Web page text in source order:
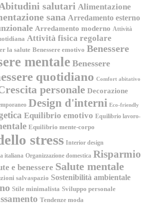
salutari Alimentazione
sana Arredamento esterno
Arredamento moderno Attività
Attività fisica regolare
la salute Benessere emotivo Benessere
mentale Benessere
quotidiano Comfort abitativo
personale Decorazione
Design d'interni Eco-friendly
Equilibrio emotivo Equilibrio lavoro-
Equilibrio mente-corpo
stress Interior design
italiana Organizzazione domestica Risparmio
e benessere Salute mentale
salvaspazio Sostenibilità ambientale
Stile minimalista Sviluppo personale
Tendenze moda